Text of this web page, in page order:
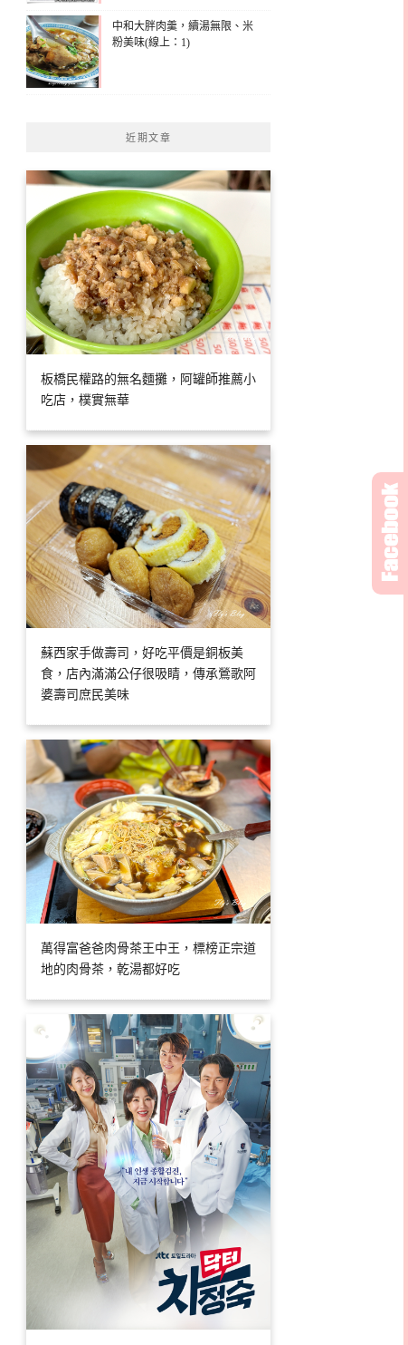
中和大胖肉羹，續湯無限、米
粉美味(線上：1)
近期文章
板橋民權路的無名麵攤，阿罐師推薦小
吃店，樸實無華
蘇西家手做壽司，好吃平價是銅板美
食，店內滿滿公仔很吸睛，傳承鶯歌阿
婆壽司庶民美味
萬得富爸爸肉骨茶王中王，標榜正宗道
地的肉骨茶，乾湯都好吃